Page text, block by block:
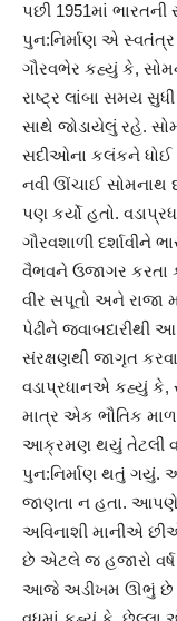
પછી 1951માં ભારતની
પુન:નિર્માણ એ
ગૌરવભેર કહ્યું કે,
રાષ્ટ્ર લાંબા સમય
સાથે જોડાયેલું રહે.
સદીઓના કલંકને ધોઈ
નવી ઊંચાઈ સોમનાથ
પણ કર્યો હતો.
ગૌરવશાળી દર્શાવીને
વૈભવને ઉજાગર કરતા
વીર સપૂતો અને રાજા
પેઢીને જવાબદારીથી
સંરક્ષણથી જાગૃત
વડાપ્રધાનએ કહ્યું
માત્ર એક ભૌતિક
આક્રમણ થયું તેટલી
પુન:નિર્માણ થતું ગયું.
જાણતા ન હતા.
અવિનાશી માનીએ
છે એટલે જ હજારો
આજે અડીખમ ઊભું છે